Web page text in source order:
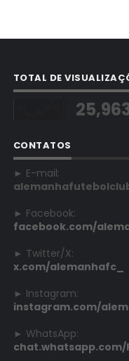
TOTAL DE
CONTATOS
► E-mail:
► Facebook:
facebook.com/
► Twitter/X:
x.com/alemanhafc_
► Instagram:
instagram.com/
► WhatsApp:
chat.whatsapp.com/